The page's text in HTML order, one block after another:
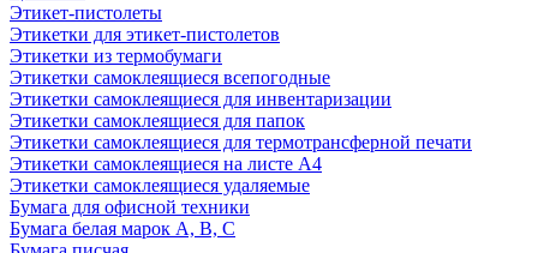
Этикет-пистолеты
Этикетки для этикет-пистолетов
Этикетки из термобумаги
Этикетки самоклеящиеся всепогодные
Этикетки самоклеящиеся для инвентаризации
Этикетки самоклеящиеся для папок
Этикетки самоклеящиеся для термотрансферной печати
Этикетки самоклеящиеся на листе А4
Этикетки самоклеящиеся удаляемые
Бумага для офисной техники
Бумага белая марок А, В, С